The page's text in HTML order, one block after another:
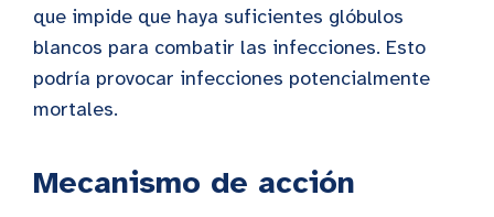
que impide que haya suficientes glóbulos
blancos para combatir las infecciones. Esto
podría provocar infecciones potencialmente
mortales.
Mecanismo de acción